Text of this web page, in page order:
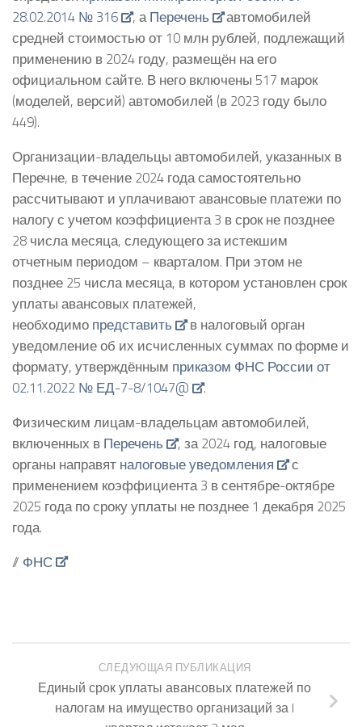
28.02.2014 № 316
, аПеречень
автомобилей
средней стоимостью от 10 млн рублей, подлежащий
применению в 2024 году, размещён на его
официальном сайте. В него включены 517 марок
(моделей, версий) автомобилей (в 2023 году было
449).
Организации-владельцы автомобилей, указанных в
Перечне, в течение 2024 года самостоятельно
рассчитывают и уплачивают авансовые платежи по
налогу с учетом коэффициента 3 в срок не позднее
28 числа месяца, следующего за истекшим
отчетным периодом – кварталом. При этом не
позднее 25 числа месяца, в котором установлен срок
уплаты авансовых платежей,
необходимо представить
в налоговый орган
уведомление об их исчисленных суммах по форме и
формату, утверждённым приказом ФНС России от
02.11.2022 № ЕД-7-8/1047@
.
Физическим лицам-владельцам автомобилей,
включенных в Перечень
, за 2024 год, налоговые
органы направят налоговые уведомления
с
применением коэффициента 3 в сентябре-октябре
2025 года по сроку уплаты не позднее 1 декабря 2025
года.
// ФНС
СЛЕДУЮЩАЯ ПУБЛИКАЦИЯ
Единый срок уплаты авансовых платежей по
налогам на имущество организаций за I